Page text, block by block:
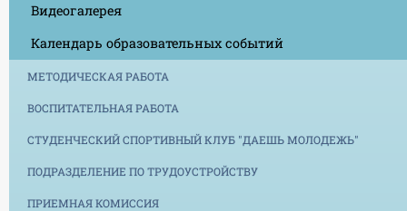
Видеогалерея
Календарь образовательных событий
МЕТОДИЧЕСКАЯ РАБОТА
ВОСПИТАТЕЛЬНАЯ РАБОТА
СТУДЕНЧЕСКИЙ СПОРТИВНЫЙ КЛУБ "ДАЕШЬ МОЛОДЕЖЬ"
ПОДРАЗДЕЛЕНИЕ ПО ТРУДОУСТРОЙСТВУ
ПРИЕМНАЯ КОМИССИЯ